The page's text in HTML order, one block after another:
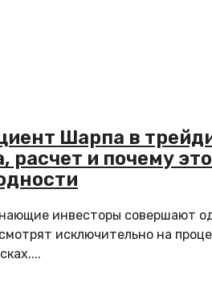
Шарпа в
расчет и почему
инвесторы совершают
исключительно на